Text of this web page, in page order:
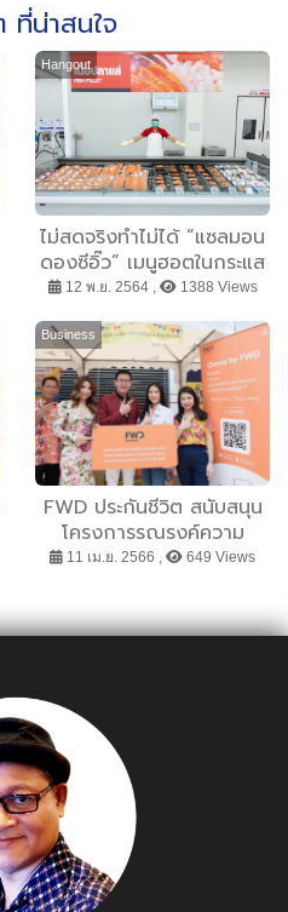
ที่น่าสนใจ
Hangout
ไม่สดจริงทำไม่ได้ “แซลมอน
ดองซีอิ๊ว” เมนูฮอตในกระแส
ทำตลาดปลา(สี)ส้มคึกคัก!
อะไร? ทำกระแสแรงต่อเนื่อง
ทั้งกลุ่มนักกิน นักขาย
12 พ.ย. 2564 , 1388 Views
Business
FWD ประกันชีวิต สนับสนุน
โครงการรณรงค์ความ
ปลอดภัยทางถนนช่วง
11 เม.ย. 2566 , 649 Views